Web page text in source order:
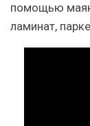
помощью
ламинат,